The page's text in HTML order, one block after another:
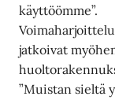
käyttöömme”.
jatkoivat
”Muistan sieltä